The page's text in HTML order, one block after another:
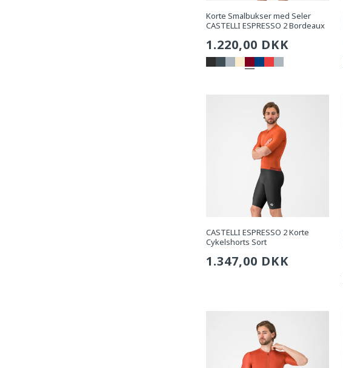
Korte Smalbukser med Seler
CASTELLI ESPRESSO 2 Bordeaux
Sædvanlig
pris
1.220,00 DKK
CASTELLI ESPRESSO 2 Korte
Cykelshorts Sort
Sædvanlig
1.347,00 DKK